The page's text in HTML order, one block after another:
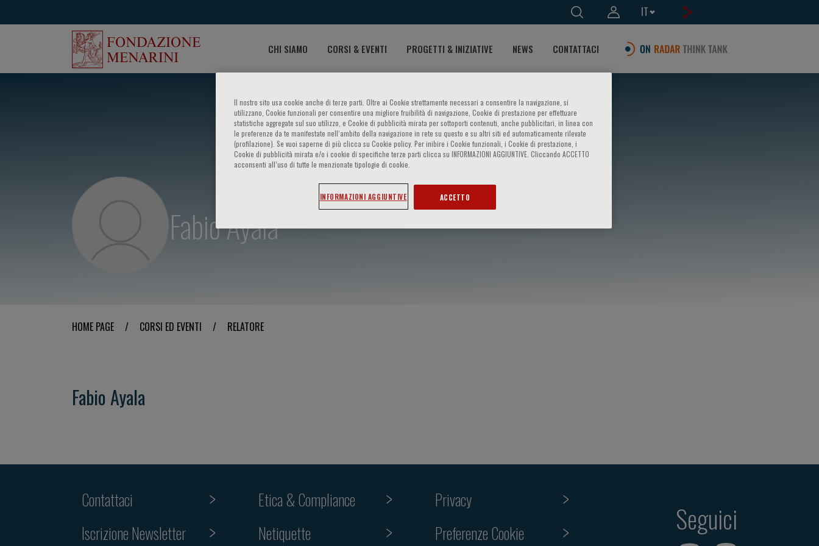
IT
CHI SIAMO CORSI & EVENTI PROGETTI & INIZIATIVE NEWS CONTATTACI
Fabio Ayala
HOME PAGE / CORSI ED EVENTI / RELATORE
Fabio Ayala
Contattaci
Iscrizione Newsletter
Etica & Compliance
Netiquette
Privacy
Preferenze Cookie
Seguici
Il nostro sito usa cookie anche di terze parti. Oltre ai Cookie strettamente necessari a consentire la navigazione, si
utilizzano, Cookie funzionali per consentire una migliore fruibilità di navigazione, Cookie di prestazione per effettuare
statistiche aggregate sul suo utilizzo, e Cookie di pubblicità mirata per sottoporti contenuti, anche pubblicitari, in linea con
le preferenze da te manifestate nell‘ambito della navigazione in rete su questo e su altri siti ed automaticamente rilevate
(profilazione). Se vuoi saperne di più clicca su Cookie policy. Per inibire i Cookie funzionali, i Cookie di prestazione, i
Cookie di pubblicità mirata e/o i cookie di specifiche terze parti clicca su INFORMAZIONI AGGIUNTIVE. Cliccando ACCETTO
acconsenti all’uso di tutte le menzionate tipologie di cookie.
INFORMAZIONI AGGIUNTIVE ACCETTO